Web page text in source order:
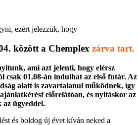
ezért jelezzük, hogy
között a Chemplex zárva tart.
ami azt jelenti, hogy elérsz
csak 01.08-án indulhat az első futár. Az
alatt is zavartalanul működnek, így
előrelátóan, és nyitáskor az
az ügyeddel.
és boldog új évet kíván neked a